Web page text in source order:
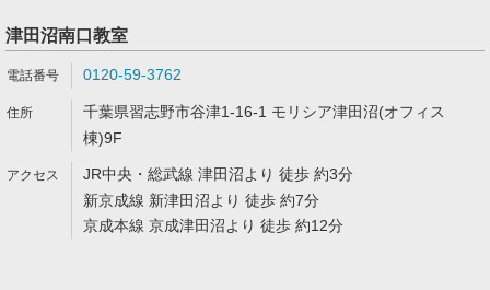
津田沼南口教室
0120-59-3762
千葉県習志野市谷津1-16-1 モリシア津田沼(オフィス
棟)9F
JR中央・総武線 津田沼より 徒歩 約3分
新京成線 新津田沼より 徒歩 約7分
京成本線 京成津田沼より 徒歩 約12分